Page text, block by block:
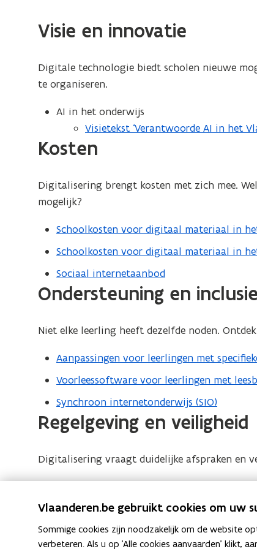
Visie en innovatie
Digitale technologie biedt scholen nieuwe
te organiseren.
AI in het onderwijs
Visietekst ‘Verantwoorde AI in het
Kosten
Digitalisering brengt kosten met zich mee.
mogelijk?
Schoolkosten voor digitaal materiaal in
Schoolkosten voor digitaal materiaal in
Sociaal internetaanbod
Ondersteuning en inclusie
Niet elke leerling heeft dezelfde noden.
Aanpassingen voor leerlingen met
Voorleessoftware voor leerlingen met
Synchroon internetonderwijs (SIO)
Regelgeving en veiligheid
Digitalisering vraagt duidelijke afspraken en
Online veiligheid en privacy
LeerID: een veilige digitale
Vlaanderen.be gebruikt cookies om uw
Sommige cookies zijn noodzakelijk om de website
verbeteren. Als u op 'Alle cookies aanvaarden' klikt,